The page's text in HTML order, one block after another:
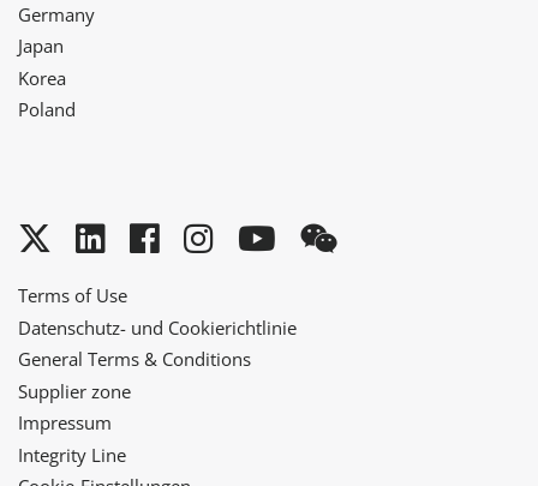
Germany
Japan
Korea
Poland
Twitter
LinkedInFacebook
Instagram
YouTube
Terms of Use
Datenschutz- und Cookierichtlinie
General Terms & Conditions
Supplier zone
Impressum
Integrity Line